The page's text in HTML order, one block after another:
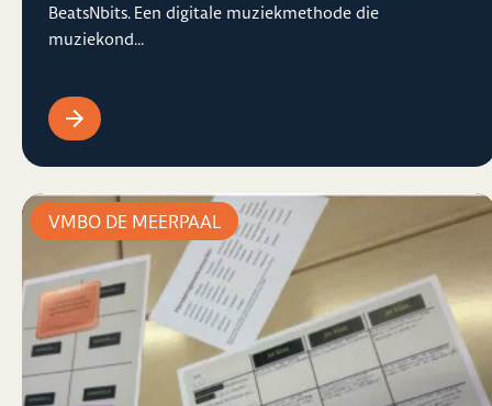
BeatsNbits. Een digitale muziekmethode die
muziekond...
VMBO DE MEERPAAL